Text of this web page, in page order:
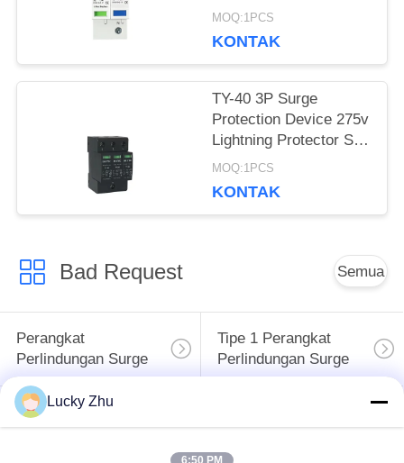
Perlindungan Petir TUV
MOQ:1PCS
KONTAK
TY-40 3P Surge
Protection Device 275v
Lightning Protector Spd
Type 2 Lightning
Perlindungan Surge TY-
MOQ:1PCS
KONTAK
Bad Request Semua
Perangkat
Perlindungan Surge
Tipe 1 Perangkat
Perlindungan Surge
Tipe 2 Perangkat
Lucky Zhu
6:50 PM